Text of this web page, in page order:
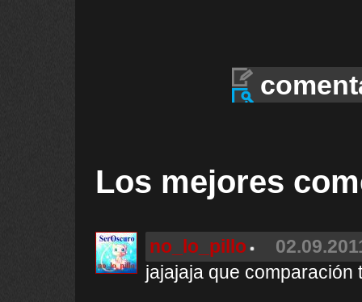
Los mejores
no_lo_pillo
jajajaja que comparación